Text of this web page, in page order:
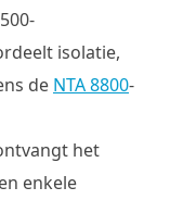
isolatie,
de NTA 8800-
het
enkele